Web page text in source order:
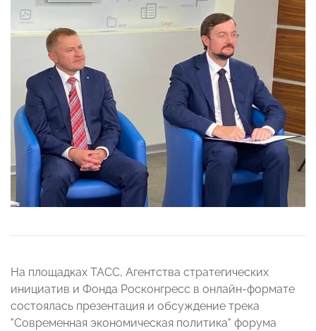
На площадках ТАСС, Агентства стратегических
инициатив и Фонда Росконгресс в онлайн-формате
состоялась презентация и обсуждение трека
"Современная экономическая политика" форума